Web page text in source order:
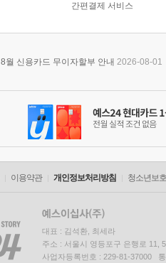
간편결제 서비스
8월 신용카드 무이자할부 안내 2026-08-01
이용약관 개인정보처리방침 청소년보
대표 : 김석환, 최세라
주소 : 서울시 영등포구 은행로 11,
사업자등록번호 : 229-81-37000